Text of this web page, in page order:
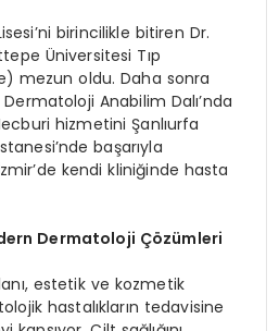
birincilikle bitiren Dr.
Üniversitesi Tıp
mezun oldu. Daha sonra
Anabilim Dalı’nda
hizmetini Şanlıurfa
başarıyla
kendi kliniğinde hasta
Dermatoloji Çözümleri
estetik ve kozmetik
hastalıkların tedavisine